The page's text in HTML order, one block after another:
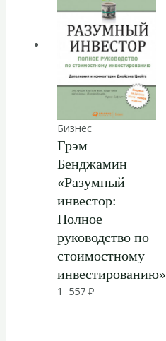
Бизнес
Грэм
Бенджамин
«Разумный
инвестор:
Полное
руководство по
стоимостному
инвестированию»
1 557 ₽